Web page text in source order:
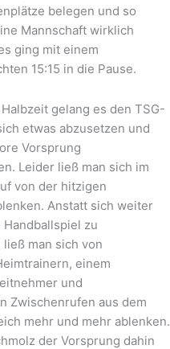
belegen und so
Mannschaft wirklich
ging mit einem
15:15 in die Pause.
gelang es den TSG-
etwas abzusetzen und
Vorsprung
Leider ließ man sich im
von der hitzigen
Anstatt sich weiter
Handballspiel zu
man sich von
einem
und
Zwischenrufen aus dem
mehr und mehr ablenken.
der Vorsprung dahin